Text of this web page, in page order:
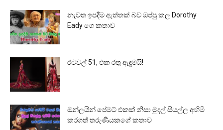
නැවත ඉපදීම ඇත්තක් බව ඔප්පු කල Dorothy
Eady ගෙ කතාව
රටවල් 51, එක රතු ඇඳුමයි!
ඔන්ලයින් පේමට් එකක් නිසා මුදල් සියල්ල අහිමි
කරගත් තරුණියකගේ කතාව